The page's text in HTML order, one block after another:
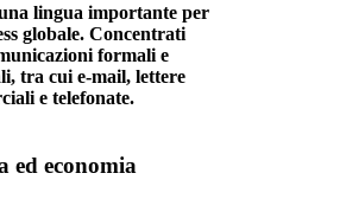
lingua importante per
globale. Concentrati
formali e
tra cui e-mail, lettere
e telefonate.
ed economia